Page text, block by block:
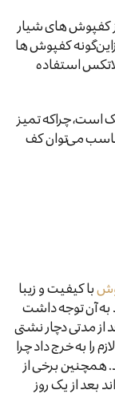
کفپوش های شیار
کفپوش ها
استفاده
است، چراکه تمیز
می‌توان کف
با کیفیت و زیبا
به آن توجه داشت
مدتی دچار نشتی
را به خرج داد چرا
همچنین برخی از
بعد از یک روز